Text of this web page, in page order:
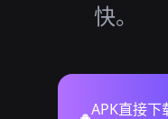
快。
APK直接